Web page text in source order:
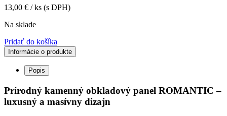
13,00 € / ks (s DPH)
Na sklade
Pridať do košíka
Informácie o produkte
Popis
Prírodný kamenný obkladový panel ROMANTIC –
luxusný a masívny dizajn